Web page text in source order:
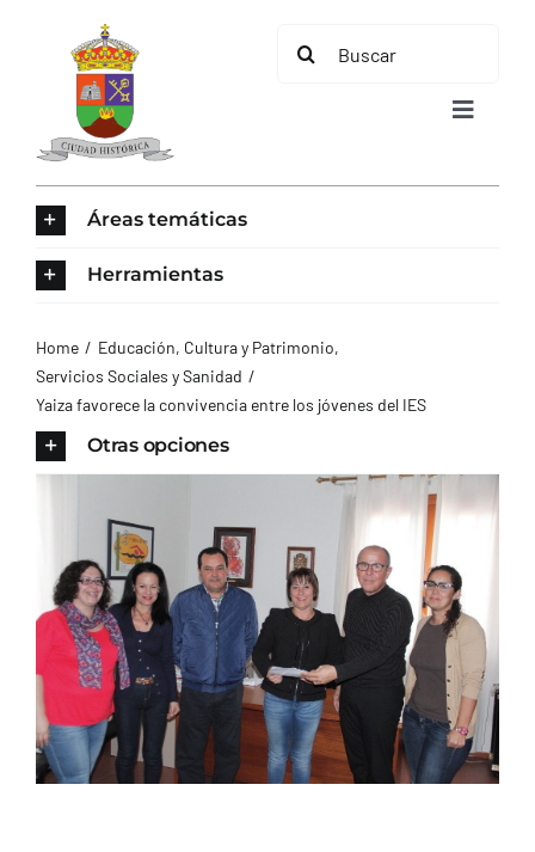
contenido
Buscar:
Toggle
AYUNTAMIENTO
CONTACTO
Áreas temáticas
Herramientas
Home
Educación, Cultura y Patrimonio
Servicios Sociales y Sanidad
Yaiza favorece la convivencia entre los jóvenes del IES
Otras opciones